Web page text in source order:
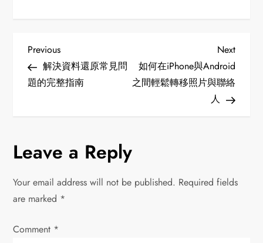
P
o
n
a
v
Previous
Post
Previous
解決資料還原常見問
題的完整指南
Next
Post
Next
如何在iPhone與Android
之間輕鬆轉移照片與聯絡
人
Leave a Reply
Your email address will not be published. Required fields
are marked *
Comment *